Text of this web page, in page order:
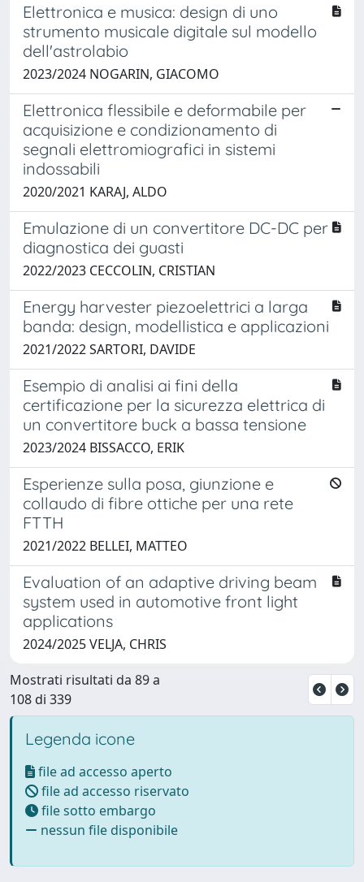
Elettronica e musica: design di uno
strumento musicale digitale sul modello
dell'astrolabio
2023/2024 NOGARIN, GIACOMO
Elettronica flessibile e deformabile per
acquisizione e condizionamento di
segnali elettromiografici in sistemi
indossabili
2020/2021 KARAJ, ALDO
Emulazione di un convertitore DC-DC per
diagnostica dei guasti
2022/2023 CECCOLIN, CRISTIAN
Energy harvester piezoelettrici a larga
banda: design, modellistica e applicazioni
2021/2022 SARTORI, DAVIDE
Esempio di analisi ai fini della
certificazione per la sicurezza elettrica di
un convertitore buck a bassa tensione
2023/2024 BISSACCO, ERIK
Esperienze sulla posa, giunzione e
collaudo di fibre ottiche per una rete
FTTH
2021/2022 BELLEI, MATTEO
Evaluation of an adaptive driving beam
system used in automotive front light
applications
2024/2025 VELJA, CHRIS
Mostrati risultati da 89 a
108 di 339
Legenda icone
file ad accesso aperto
file ad accesso riservato
file sotto embargo
nessun file disponibile